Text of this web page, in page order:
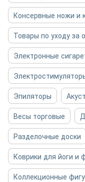
Консервные ножи и
Товары по уходу за
Электронные
Эпиляторы
Весы торговые
Разделочные доски
Коврики для йоги и
Коллекционные